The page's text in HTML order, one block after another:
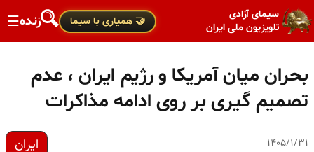
سیمای آزادی
تلویزیون ملی ایران
🤝 همیاری با سیما زنده☰
بحران میان آمریکا و رژیم ایران ، عدم
تصمیم گیری بر روی ادامه مذاکرات
۱۴۰۵/۱/۳۱ ایران